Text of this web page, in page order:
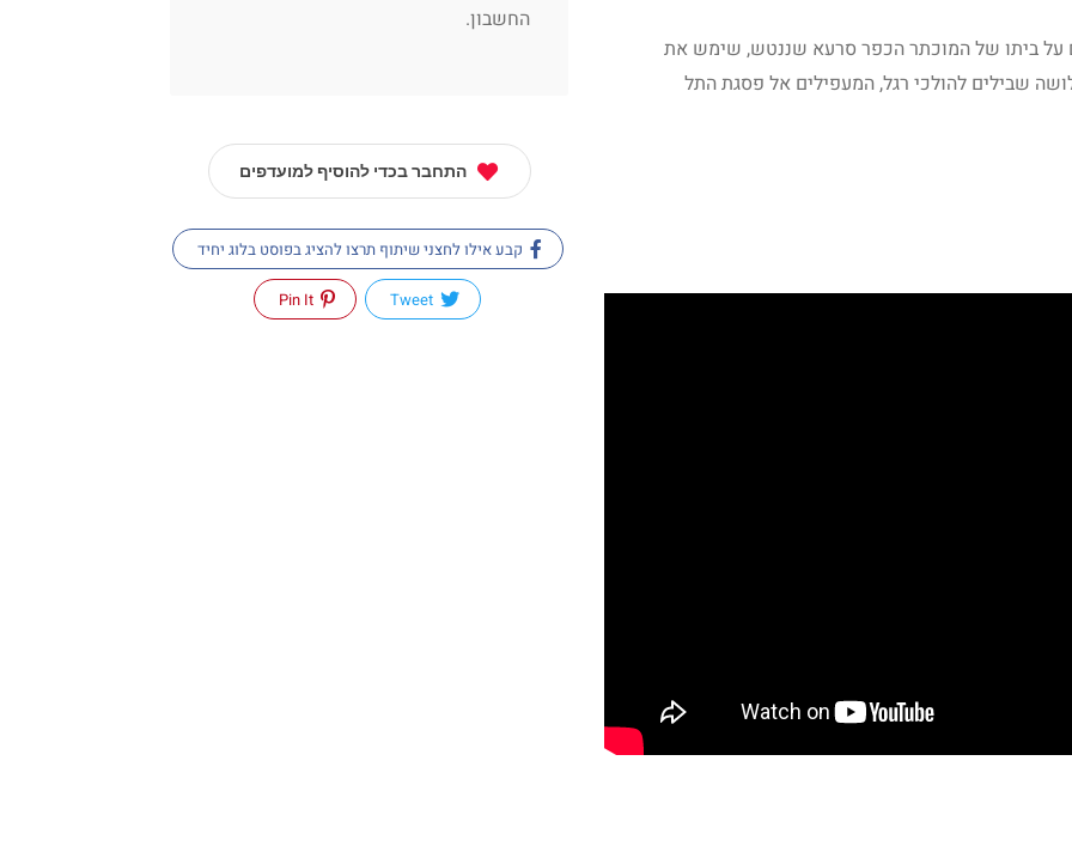
על ביתו של המוכתר הכפר סרעא שננטש, שימש את
שבילים להולכי רגל, המעפילים אל פסגת התל
החשבון.
התחבר בכדי להוסיף למועדפים
קבע אילו לחצני שיתוף תרצו להציג בפוסט בלוג יחיד